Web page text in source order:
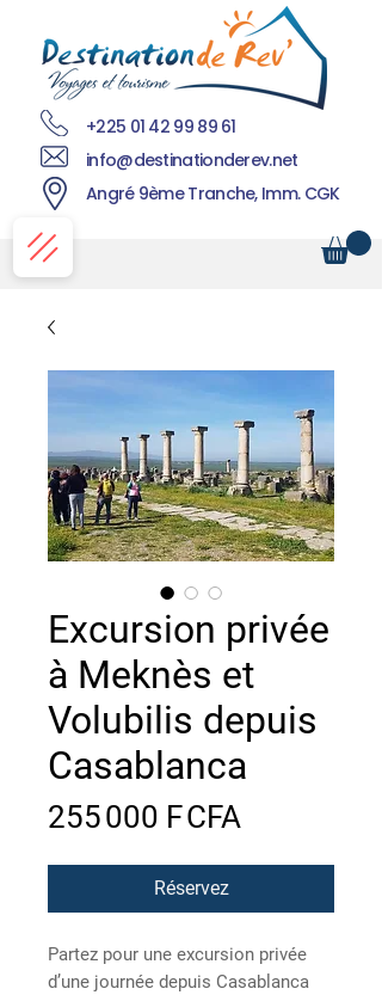
+225 01 42 99 89 61
info@destinationderev.net
Angré 9ème Tranche, Imm. CGK
Excursion privée
à Meknès et
Volubilis depuis
Casablanca
255 000 F CFA
Réservez
Partez pour une excursion privée
d’une journée depuis Casablanca